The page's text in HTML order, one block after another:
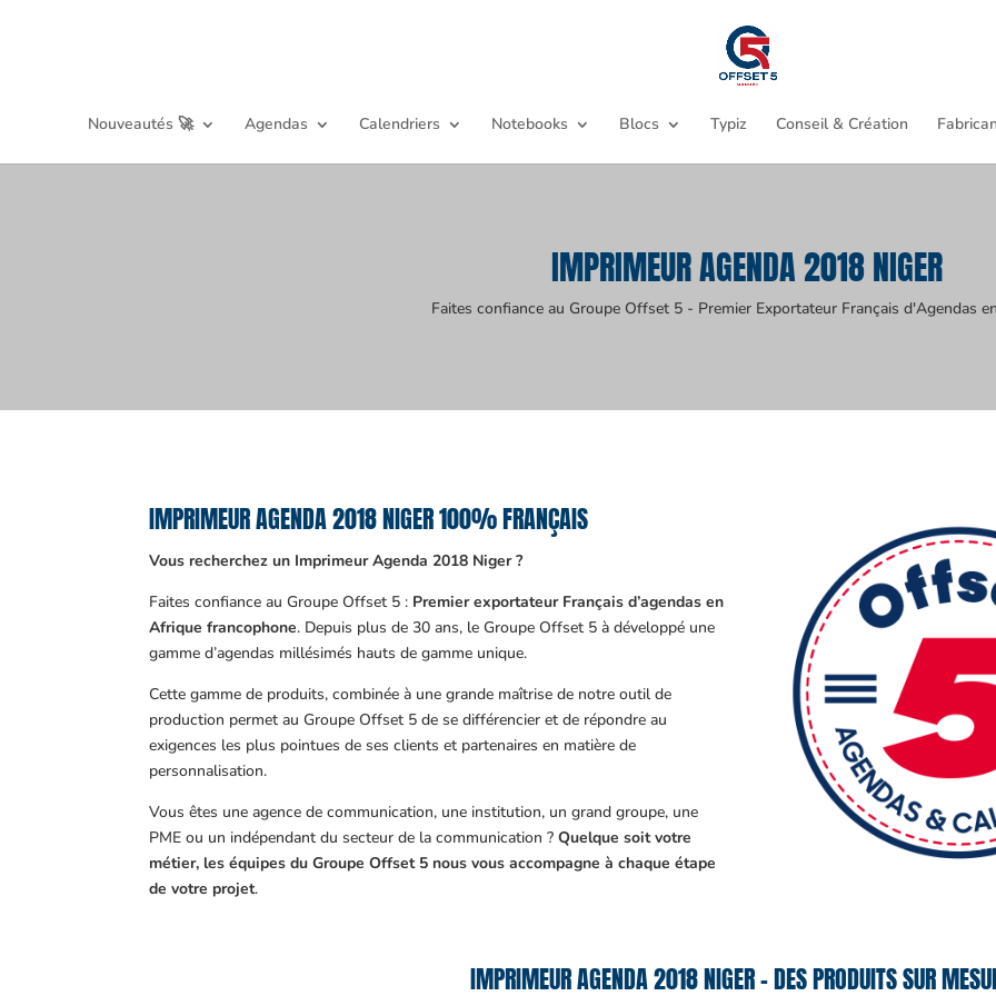
Nouveautés 🚀 Agendas Calendriers Notebooks Blocs Typiz Conseil & Création
IMPRIMEUR AGENDA 2018 NIGER
Faites confiance au Groupe Offset 5 - Premier Exportateur Français d'Agendas
IMPRIMEUR AGENDA 2018 NIGER 100% FRANÇAIS
Vous recherchez un Imprimeur Agenda 2018 Niger ?
Faites confiance au Groupe Offset 5 : Premier exportateur Français d’agendas en
Afrique francophone. Depuis plus de 30 ans, le Groupe Offset 5 à développé une
gamme d’agendas millésimés hauts de gamme unique.
Cette gamme de produits, combinée à une grande maîtrise de notre outil de
production permet au Groupe Offset 5 de se différencier et de répondre au
exigences les plus pointues de ses clients et partenaires en matière de
personnalisation.
Vous êtes une agence de communication, une institution, un grand groupe, une
PME ou un indépendant du secteur de la communication ?Quelque soit votre
métier, les équipes du Groupe Offset 5 nous vous accompagne à chaque étape
de votre projet.
IMPRIMEUR AGENDA 2018 NIGER – DES PRODUITS SUR